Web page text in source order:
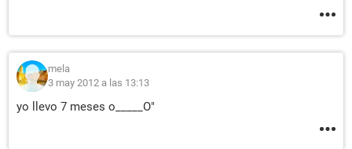
mela
3 may 2012 a las 13:13
yo llevo 7 meses o_____O"